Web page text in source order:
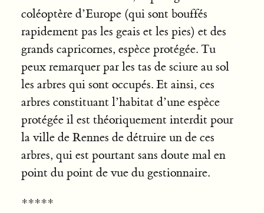
coléoptère d’Europe (qui sont bouffés
rapidement pas les geais et les pies) et des
grands capricornes, espèce protégée. Tu
peux remarquer par les tas de sciure au sol
les arbres qui sont occupés. Et ainsi, ces
arbres constituant l’habitat d’une espèce
protégée il est théoriquement interdit pour
la ville de Rennes de détruire un de ces
arbres, qui est pourtant sans doute mal en
point du point de vue du gestionnaire.
*****